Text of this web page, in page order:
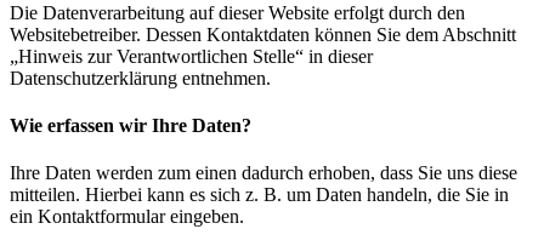
Die Datenverarbeitung auf dieser Website erfolgt durch den
Websitebetreiber. Dessen Kontaktdaten können Sie dem Abschnitt
„Hinweis zur Verantwortlichen Stelle“ in dieser
Datenschutzerklärung entnehmen.
Wie erfassen wir Ihre Daten?
Ihre Daten werden zum einen dadurch erhoben, dass Sie uns diese
mitteilen. Hierbei kann es sich z. B. um Daten handeln, die Sie in
ein Kontaktformular eingeben.